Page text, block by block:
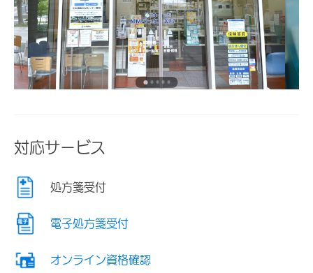
対応サービス
処方箋受付
電子処方箋受付
オンライン資格確認